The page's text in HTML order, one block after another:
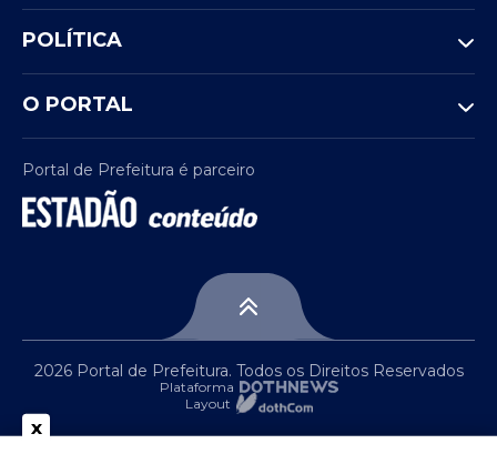
POLÍTICA
O PORTAL
Portal de Prefeitura é parceiro
2026 Portal de Prefeitura. Todos os Direitos Reservados
Plataforma
Layout
x